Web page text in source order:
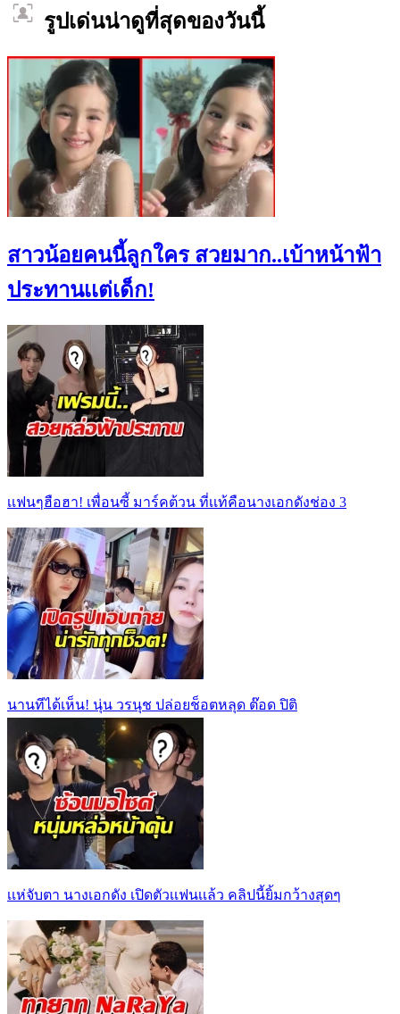
รูปเด่นน่าดูที่สุดของวันนี้
สาวน้อยคนนี้ลูกใคร สวยมาก..เบ้าหน้าฟ้า
ประทานเเต่เด็ก!
เเฟนๆฮือฮา! เพื่อนซี้ มาร์คต้วน ที่เเท้คือนางเอกดังช่อง 3
นานทีได้เห็น! นุ่น วรนุช ปล่อยช็อตหลุด ต๊อด ปิติ
เเห่จับตา นางเอกดัง เปิดตัวเเฟนเเล้ว คลิปนี้ยิ้มกว้างสุดๆ